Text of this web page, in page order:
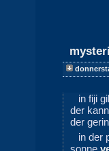
in fiji
der
der
in der
sonne